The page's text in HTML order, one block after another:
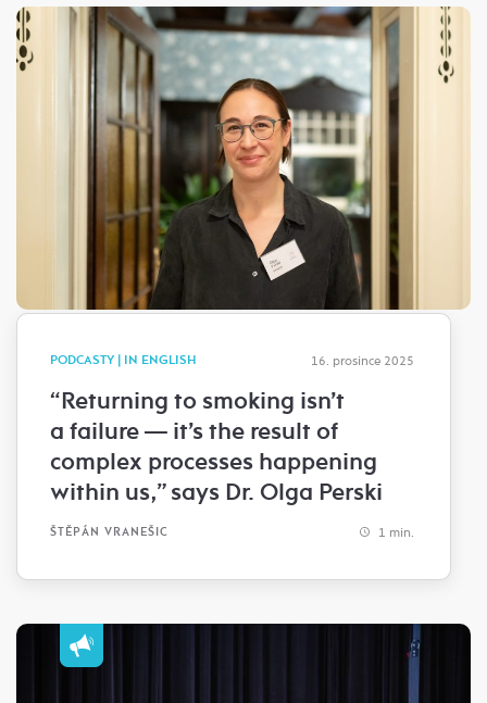
PODCASTY | IN ENGLISH 16. prosince 2025
“Returning to smoking isn’t
a failure — it’s the result of
complex processes happening
within us,” says Dr. Olga Perski
ŠTĚPÁN VRANEŠIC 1 min.